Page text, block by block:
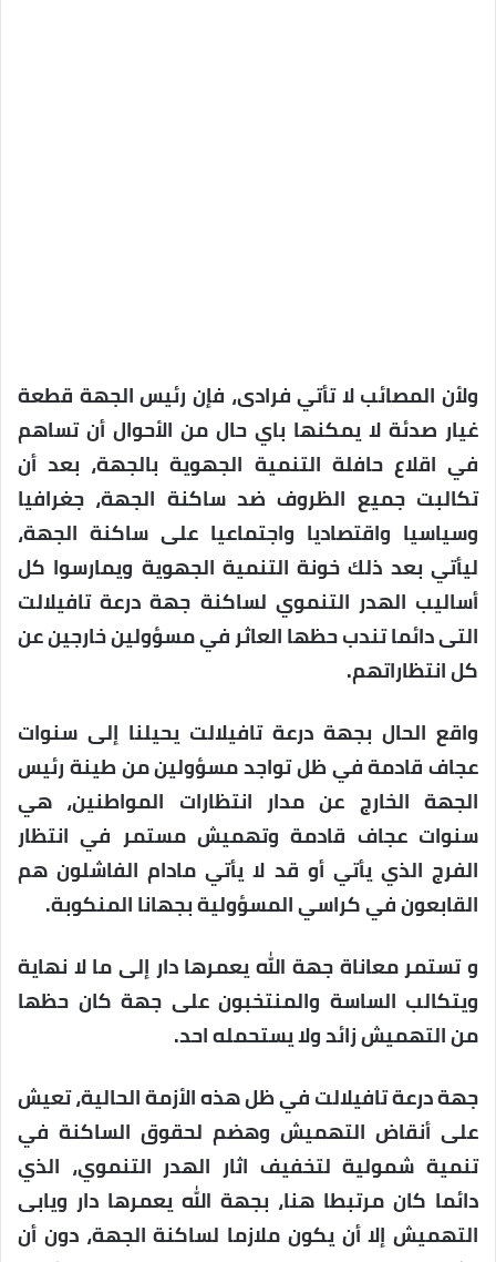
ولأن المصائب لا تأتي فرادى، فإن رئيس الجهة قطعة
غيار صدئة لا يمكنها باي حال من الأحوال أن تساهم
في اقلاع حافلة التنمية الجهوية بالجهة، بعد أن
تكالبت جميع الظروف ضد ساكنة الجهة، جغرافيا
وسياسيا واقتصاديا واجتماعيا على ساكنة الجهة،
ليأتي بعد ذلك خونة التنمية الجهوية ويمارسوا كل
أساليب الهدر التنموي لساكنة جهة درعة تافيلالت
التى دائما تندب حظها العاثر في مسؤولين خارجين عن
كل انتظاراتهم.
واقع الحال بجهة درعة تافيلالت يحيلنا إلى سنوات
عجاف قادمة في ظل تواجد مسؤولين من طينة رئيس
الجهة الخارج عن مدار انتظارات المواطنين، هي
سنوات عجاف قادمة وتهميش مستمر في انتظار
الفرج الذي يأتي أو قد لا يأتي مادام الفاشلون هم
القابعون في كراسي المسؤولية بجهانا المنكوبة.
و تستمر معاناة جهة الله يعمرها دار إلى ما لا نهاية
ويتكالب الساسة والمنتخبون على جهة كان حظها
من التهميش زائد ولا يستحمله احد.
جهة درعة تافيلالت في ظل هذه الأزمة الحالية، تعيش
على أنقاض التهميش وهضم لحقوق الساكنة في
تنمية شمولية لتخفيف اثار الهدر التنموي، الذي
دائما كان مرتبطا هنا، بجهة الله يعمرها دار ويابى
التهميش إلا أن يكون ملازما لساكنة الجهة، دون أن